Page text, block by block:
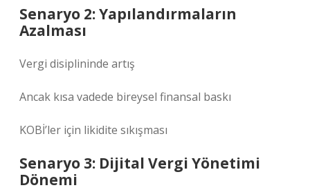
Senaryo 2: Yapılandırmaların
Azalması
Vergi disiplininde artış
Ancak kısa vadede bireysel finansal baskı
KOBİ’ler için likidite sıkışması
Senaryo 3: Dijital Vergi Yönetimi
Dönemi